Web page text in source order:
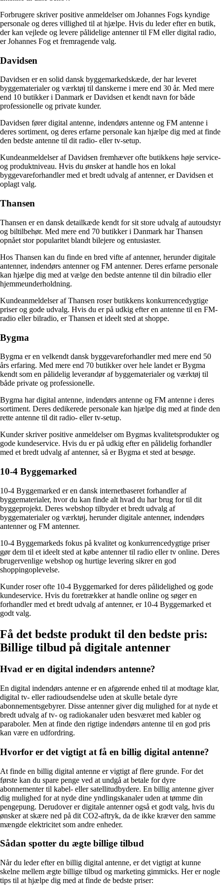
Forbrugere skriver positive anmeldelser om Johannes Fogs kyndige
personale og deres villighed til at hjælpe. Hvis du leder efter en butik,
der kan vejlede og levere pålidelige antenner til FM eller digital radio,
er Johannes Fog et fremragende valg.
Davidsen
Davidsen er en solid dansk byggemarkedskæde, der har leveret
byggematerialer og værktøj til danskerne i mere end 30 år. Med mere
end 10 butikker i Danmark er Davidsen et kendt navn for både
professionelle og private kunder.
Davidsen fører digital antenne, indendørs antenne og FM antenne i
deres sortiment, og deres erfarne personale kan hjælpe dig med at finde
den bedste antenne til dit radio- eller tv-setup.
Kundeanmeldelser af Davidsen fremhæver ofte butikkens høje service-
og produktniveau. Hvis du ønsker at handle hos en lokal
byggevareforhandler med et bredt udvalg af antenner, er Davidsen et
oplagt valg.
Thansen
Thansen er en dansk detailkæde kendt for sit store udvalg af autoudstyr
og biltilbehør. Med mere end 70 butikker i Danmark har Thansen
opnået stor popularitet blandt bilejere og entusiaster.
Hos Thansen kan du finde en bred vifte af antenner, herunder digitale
antenner, indendørs antenner og FM antenner. Deres erfarne personale
kan hjælpe dig med at vælge den bedste antenne til din bilradio eller
hjemmeunderholdning.
Kundeanmeldelser af Thansen roser butikkens konkurrencedygtige
priser og gode udvalg. Hvis du er på udkig efter en antenne til en FM-
radio eller bilradio, er Thansen et ideelt sted at shoppe.
Bygma
Bygma er en velkendt dansk byggevareforhandler med mere end 50
års erfaring. Med mere end 70 butikker over hele landet er Bygma
kendt som en pålidelig leverandør af byggematerialer og værktøj til
både private og professionelle.
Bygma har digital antenne, indendørs antenne og FM antenne i deres
sortiment. Deres dedikerede personale kan hjælpe dig med at finde den
rette antenne til dit radio- eller tv-setup.
Kunder skriver positive anmeldelser om Bygmas kvalitetsprodukter og
gode kundeservice. Hvis du er på udkig efter en pålidelig forhandler
med et bredt udvalg af antenner, så er Bygma et sted at besøge.
10-4 Byggemarked
10-4 Byggemarked er en dansk internetbaseret forhandler af
byggematerialer, hvor du kan finde alt hvad du har brug for til dit
byggeprojekt. Deres webshop tilbyder et bredt udvalg af
byggematerialer og værktøj, herunder digitale antenner, indendørs
antenner og FM antenner.
10-4 Byggemarkeds fokus på kvalitet og konkurrencedygtige priser
gør dem til et ideelt sted at købe antenner til radio eller tv online. Deres
brugervenlige webshop og hurtige levering sikrer en god
shoppingoplevelse.
Kunder roser ofte 10-4 Byggemarked for deres pålidelighed og gode
kundeservice. Hvis du foretrækker at handle online og søger en
forhandler med et bredt udvalg af antenner, er 10-4 Byggemarked et
godt valg.
Få det bedste produkt til den bedste pris:
Billige tilbud på digitale antenner
Hvad er en digital indendørs antenne?
En digital indendørs antenne er en afgørende enhed til at modtage klar,
digital tv- eller radioudsendelse uden at skulle betale dyre
abonnementsgebyrer. Disse antenner giver dig mulighed for at nyde et
bredt udvalg af tv- og radiokanaler uden besværet med kabler og
paraboler. Men at finde den rigtige indendørs antenne til en god pris
kan være en udfordring.
Hvorfor er det vigtigt at få en billig digital antenne?
At finde en billig digital antenne er vigtigt af flere grunde. For det
første kan du spare penge ved at undgå at betale for dyre
abonnementer til kabel- eller satellitudbydere. En billig antenne giver
dig mulighed for at nyde dine yndlingskanaler uden at tømme din
pengepung. Derudover er digitale antenner også et godt valg, hvis du
ønsker at skære ned på dit CO2-aftryk, da de ikke kræver den samme
mængde elektricitet som andre enheder.
Sådan spotter du ægte billige tilbud
Når du leder efter en billig digital antenne, er det vigtigt at kunne
skelne mellem ægte billige tilbud og marketing gimmicks. Her er nogle
tips til at hjælpe dig med at finde de bedste priser: